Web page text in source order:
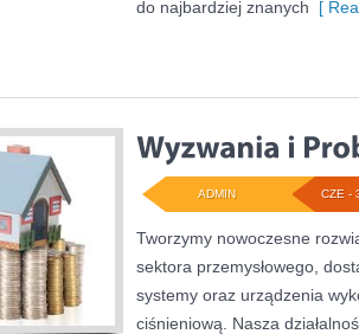
do najbardziej znanych [
CZE -
ADMIN
Tworzymy nowoczesne
sektora przemysłowego,
systemy oraz urządzenia
ciśnieniową. Nasza